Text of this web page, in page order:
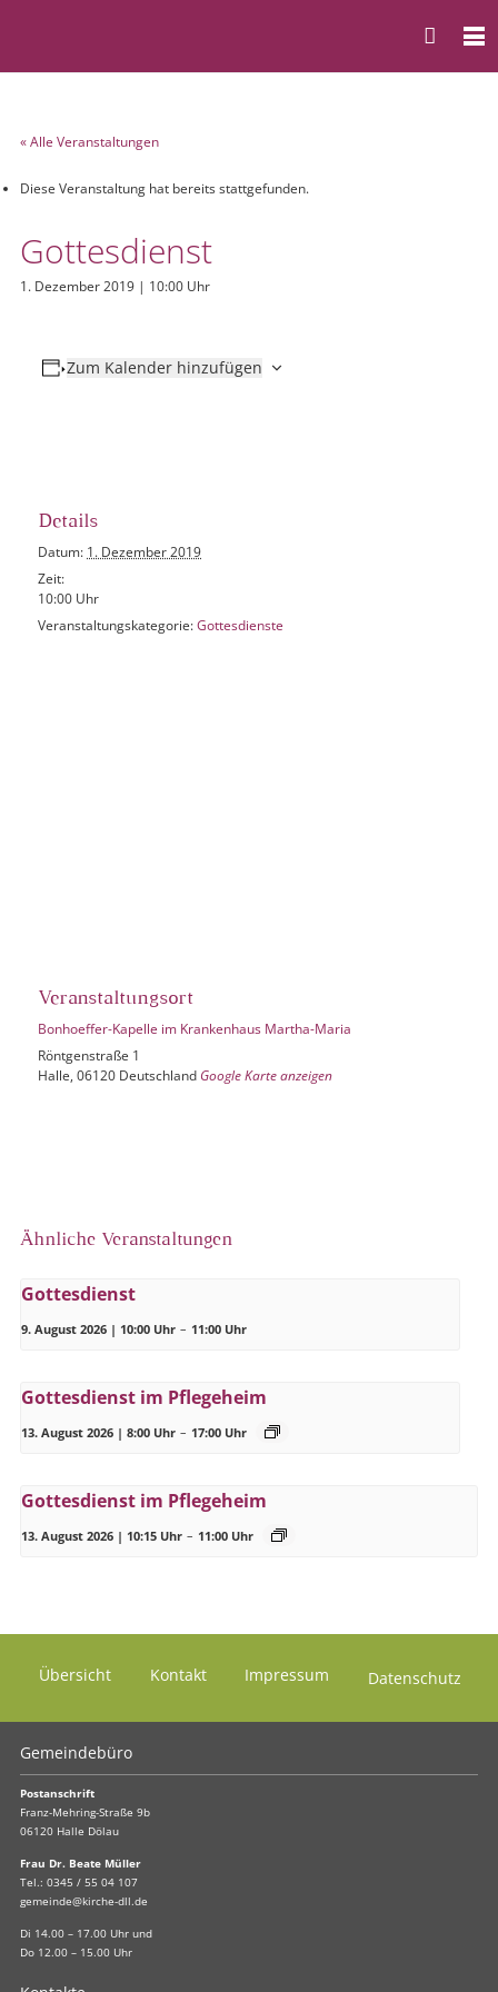
« Alle Veranstaltungen
Diese Veranstaltung hat bereits stattgefunden.
Gottesdienst
1. Dezember 2019 | 10:00 Uhr
Zum Kalender hinzufügen
Details
Datum: 1. Dezember 2019
Zeit:
10:00 Uhr
Veranstaltungskategorie: Gottesdienste
Veranstaltungsort
Bonhoeffer-Kapelle im Krankenhaus Martha-Maria
Röntgenstraße 1
Halle, 06120 Deutschland Google Karte anzeigen
Ähnliche Veranstaltungen
Gottesdienst
9. August 2026 | 10:00 Uhr – 11:00 Uhr
Gottesdienst im Pflegeheim
13. August 2026 | 8:00 Uhr – 17:00 Uhr
Gottesdienst im Pflegeheim
13. August 2026 | 10:15 Uhr – 11:00 Uhr
Übersicht Kontakt Impressum Datenschutz
Gemeindebüro
Postanschrift
Franz-Mehring-Straße 9b
06120 Halle Dölau
Frau Dr. Beate Müller
Tel.: 0345 / 55 04 107
gemeinde@kirche-dll.de
Di 14.00 – 17.00 Uhr und
Do 12.00 – 15.00 Uhr